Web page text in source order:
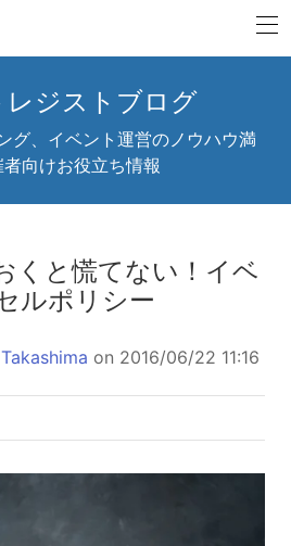
レジストブログ
グ、イベント運営のノウハウ満
向けお役立ち情報
くと慌てない！イベ
ルポリシー
on 2016/06/22 11:16